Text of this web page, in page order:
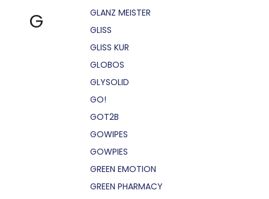
G
GLANZ MEISTER
GLISS
GLISS KUR
GLOBOS
GLYSOLID
GO!
GOT2B
GOWIPES
GOWPIES
GREEN EMOTION
GREEN PHARMACY